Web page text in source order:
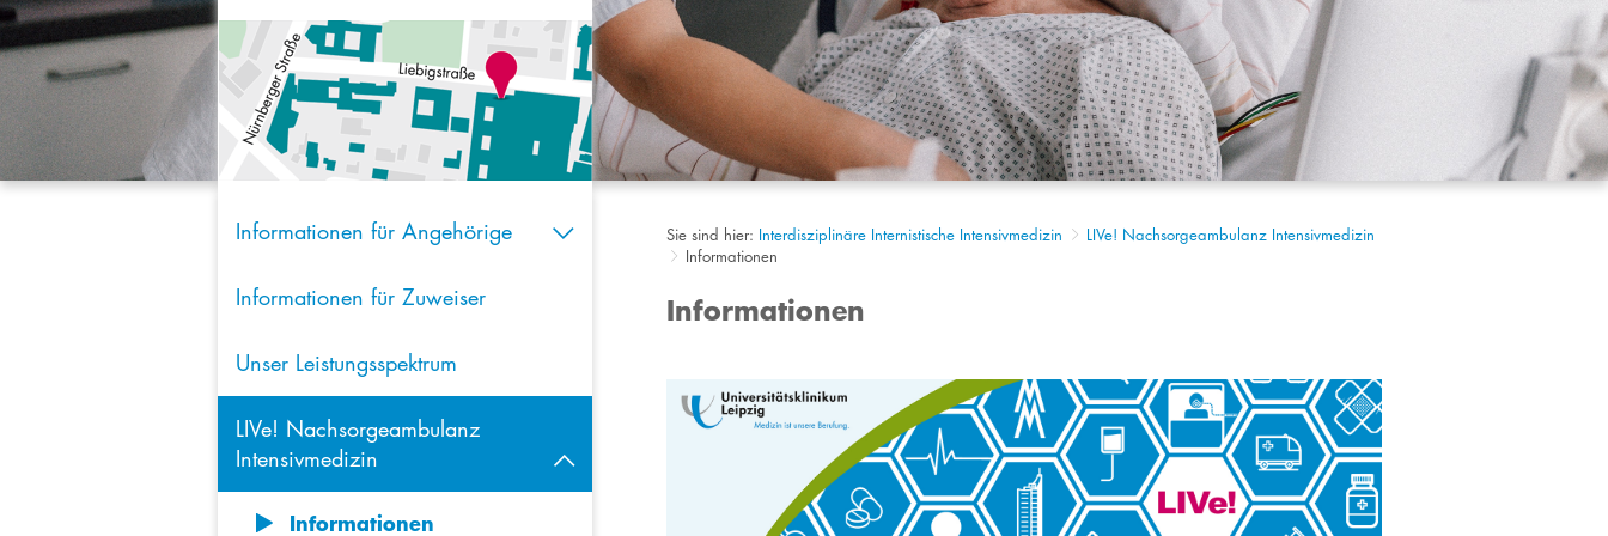
Informationen für Angehörige
Informationen für Zuweiser
Unser Leistungsspektrum
LIVe! Nachsorgeambulanz
Intensivmedizin
8 Informationen
Sie sind hier: Interdisziplinäre Internistische Intensivmedizin
LIVe! Nachsorgeambulanz Intensivmedizin
Informationen
Informationen